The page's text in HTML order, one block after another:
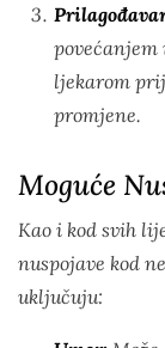
povećanjem
ljekarom
promjene.
Moguće
Kao i kod svih
nuspojave kod
uključuju: